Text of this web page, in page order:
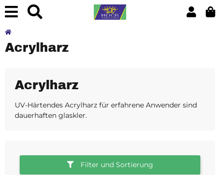
Acrylharz
Acrylharz
UV-Härtendes Acrylharz für erfahrene Anwender sind
dauerhaften glaskler.
Filter und Sortierung